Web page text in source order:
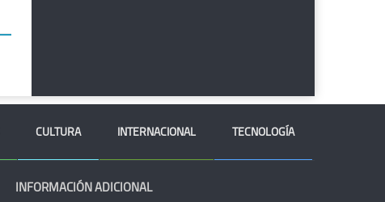
CULTURA INTERNACIONAL TECNOLOGÍA
INFORMACIÓN ADICIONAL